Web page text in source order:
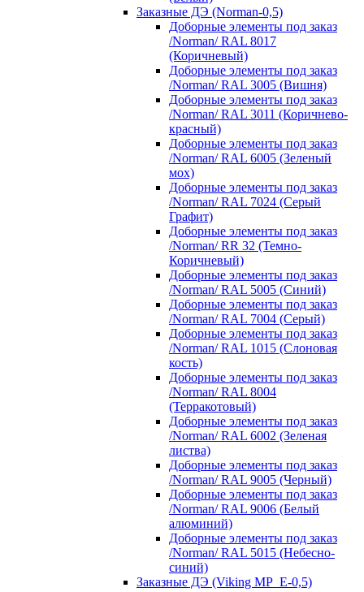
Заказные ДЭ (Norman-0,5)
Доборные элементы под заказ
/Norman/ RAL 8017
(Коричневый)
Доборные элементы под заказ
/Norman/ RAL 3005 (Вишня)
Доборные элементы под заказ
/Norman/ RAL 3011 (Коричнево-
красный)
Доборные элементы под заказ
/Norman/ RAL 6005 (Зеленый
мох)
Доборные элементы под заказ
/Norman/ RAL 7024 (Серый
Графит)
Доборные элементы под заказ
/Norman/ RR 32 (Темно-
Коричневый)
Доборные элементы под заказ
/Norman/ RAL 5005 (Синий)
Доборные элементы под заказ
/Norman/ RAL 7004 (Серый)
Доборные элементы под заказ
/Norman/ RAL 1015 (Слоновая
кость)
Доборные элементы под заказ
/Norman/ RAL 8004
(Терракотовый)
Доборные элементы под заказ
/Norman/ RAL 6002 (Зеленая
листва)
Доборные элементы под заказ
/Norman/ RAL 9005 (Черный)
Доборные элементы под заказ
/Norman/ RAL 9006 (Белый
алюминий)
Доборные элементы под заказ
/Norman/ RAL 5015 (Небесно-
синий)
Заказные ДЭ (Viking MP_E-0,5)